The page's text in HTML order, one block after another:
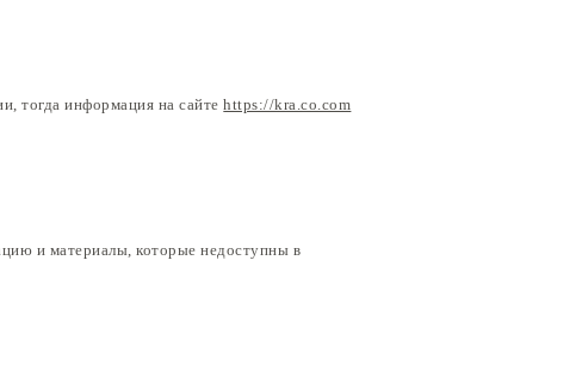
тогда информация на сайтеhttps://kra.co.com
и материалы, которые недоступны в